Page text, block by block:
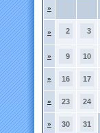
»
» 2 3
» 9 10
» 16 17
» 23 24
» 30 31